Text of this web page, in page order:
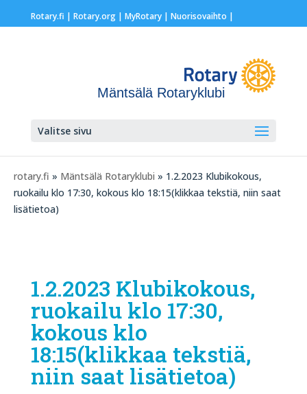
Rotary.fi | Rotary.org| MyRotary | Nuorisovaihto |
Mäntsälä Rotaryklubi
Valitse sivu
rotary.fi » Mäntsälä Rotaryklubi » 1.2.2023 Klubikokous,
ruokailu klo 17:30, kokous klo 18:15(klikkaa tekstiä, niin saat
lisätietoa)
1.2.2023 Klubikokous,
ruokailu klo 17:30,
kokous klo
18:15(klikkaa tekstiä,
niin saat lisätietoa)